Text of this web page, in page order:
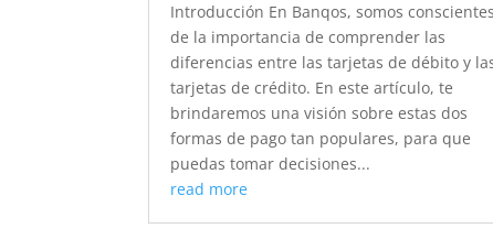
Introducción En Banqos, somos conscientes
de la importancia de comprender las
diferencias entre las tarjetas de débito y
tarjetas de crédito. En este artículo, te
brindaremos una visión sobre estas dos
formas de pago tan populares, para que
puedas tomar decisiones...
read more